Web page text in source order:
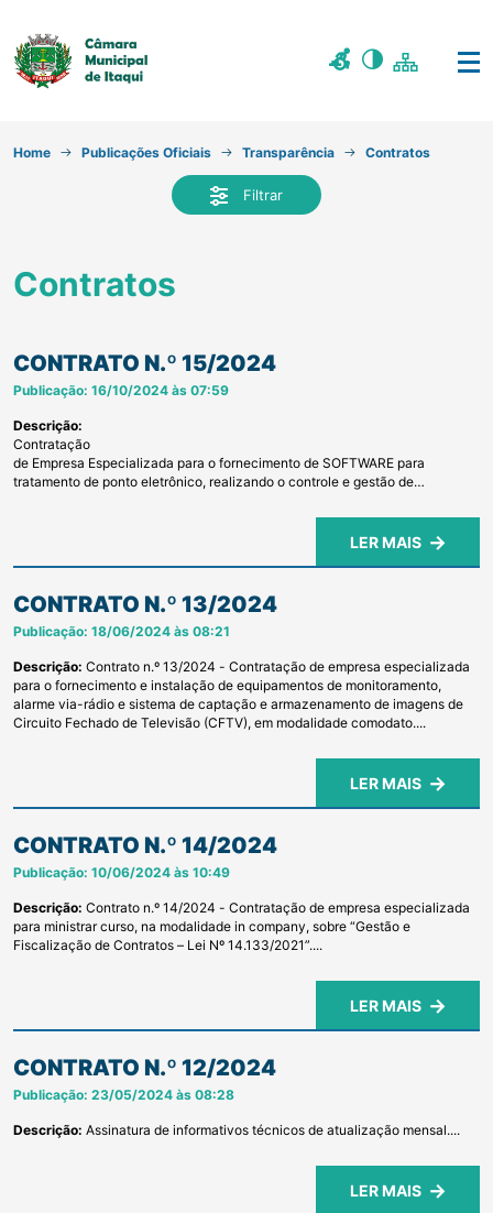
Home Publicações Oficiais Transparência Contratos
Filtrar
Contratos
CONTRATO N.º 15/2024
Publicação: 16/10/2024 às 07:59
Descrição:
Contratação
de Empresa Especializada para o fornecimento de SOFTWARE para
tratamento de ponto eletrônico, realizando o controle e gestão de
LER MAIS
CONTRATO N.º 13/2024
Publicação: 18/06/2024 às 08:21
Descrição:
para o fornecimento e instalação de equipamentos de monitoramento,
alarme via-rádio e sistema de captação e armazenamento de imagens de
Circuito Fechado de Televisão (CFTV), em modalidade comodato....
LER MAIS
CONTRATO N.º 14/2024
Publicação: 10/06/2024 às 10:49
Descrição:
para ministrar curso, na modalidade in company, sobre “Gestão e
Fiscalização de Contratos – Lei Nº 14.133/2021”....
LER MAIS
CONTRATO N.º 12/2024
Publicação: 23/05/2024 às 08:28
Descrição: Assinatura de informativos técnicos de atualização mensal....
LER MAIS